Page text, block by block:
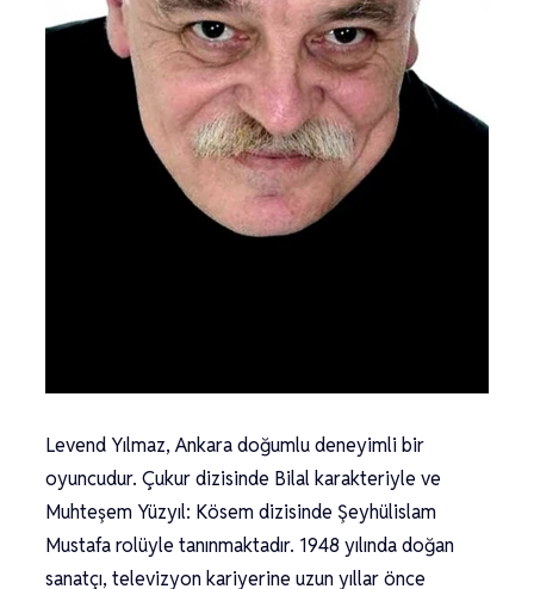
Levend Yılmaz, Ankara doğumlu deneyimli bir
oyuncudur. Çukur dizisinde Bilal karakteriyle ve
Muhteşem Yüzyıl: Kösem dizisinde Şeyhülislam
Mustafa rolüyle tanınmaktadır. 1948 yılında doğan
sanatçı, televizyon kariyerine uzun yıllar önce